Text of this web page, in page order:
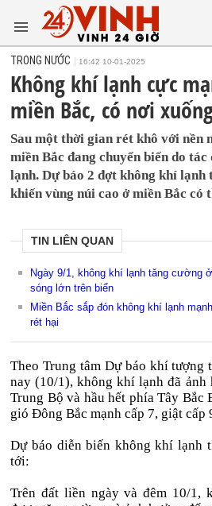
TRONG NƯỚC 16:42 10-01-2025
Không khí lạnh cực
miền Bắc, có nơi
Sau một thời gian rét khô với nền
miền Bắc đang chuyển biến do
lạnh. Dự báo 2 đợt không khí lạnh
khiến vùng núi cao ở miền Bắc có
TIN LIÊN QUAN
Ngày 9/1, không khí lạnh tăng cường
sóng lớn trên biển
Miền Bắc sắp đón không khí lạnh
rét hại
Theo Trung tâm Dự báo khí tượng
nay (10/1), không khí lạnh đã ảnh
Trung Bộ và hầu hết phía Tây Bắc
gió Đông Bắc mạnh cấp 7, giật cấp
Dự báo diễn biến không khí lạnh
tới:
Trên đất liền ngày và đêm 10/1,